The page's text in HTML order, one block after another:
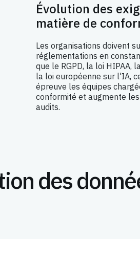
Évolution des
matière de
Les organisations doivent
réglementations en
que le RGPD, la loi HIPAA,
la loi européenne sur l'IA,
épreuve les équipes
conformité et augmente
audits.
des